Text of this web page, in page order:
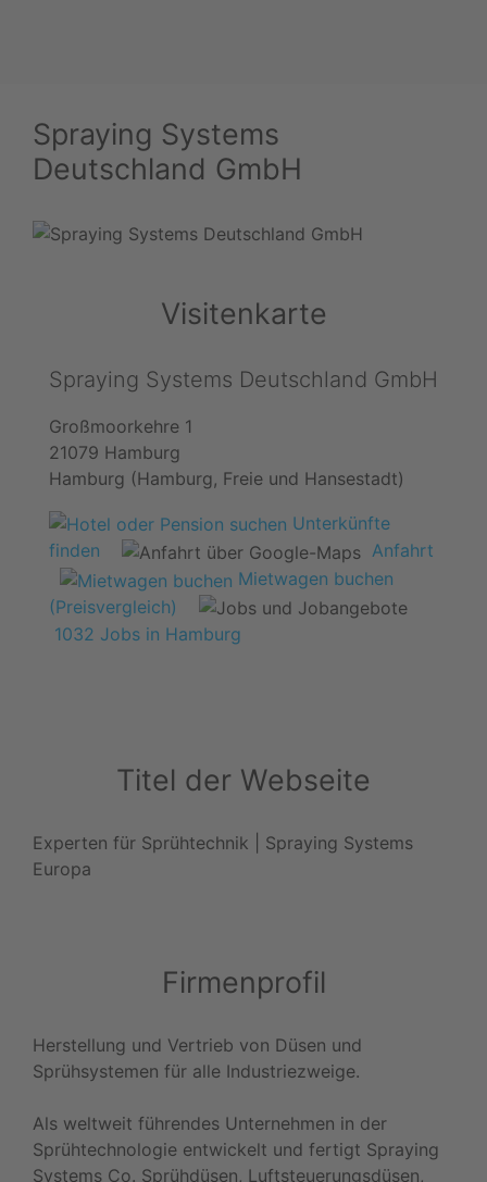
Spraying Systems
Deutschland GmbH
Visitenkarte
Spraying Systems Deutschland GmbH
Großmoorkehre 1
21079 Hamburg
Hamburg (Hamburg, Freie und Hansestadt)
Unterkünfte
finden
Anfahrt
Mietwagen buchen
(Preisvergleich)
1032 Jobs in Hamburg
Titel der Webseite
Experten für Sprühtechnik | Spraying Systems
Europa
Firmenprofil
Herstellung und Vertrieb von Düsen und
Sprühsystemen für alle Industriezweige.
Als weltweit führendes Unternehmen in der
Sprühtechnologie entwickelt und fertigt Spraying
Systems Co. Sprühdüsen, Luftsteuerungsdüsen,